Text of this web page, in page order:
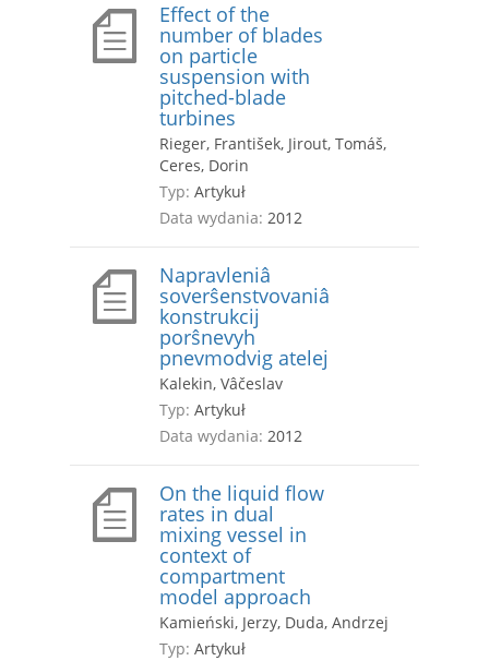
Effect of the
number of blades
on particle
suspension with
pitched-blade
turbines
Rieger, František, Jirout, Tomáš,
Ceres, Dorin
Typ: Artykuł
Data wydania: 2012
Napravleniâ
soverŝenstvovaniâ
konstrukcij
porŝnevyh
pnevmodvig atelej
Kalekin, Vâčeslav
Typ: Artykuł
Data wydania: 2012
On the liquid flow
rates in dual
mixing vessel in
context of
compartment
model approach
Kamieński, Jerzy, Duda, Andrzej
Typ: Artykuł